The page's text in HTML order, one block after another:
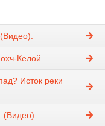
Келой
Исток реки